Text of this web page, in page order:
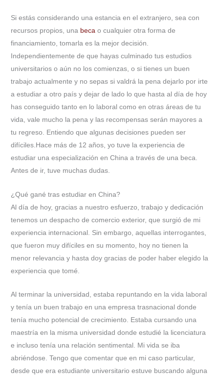
Si estás considerando una estancia en el extranjero, sea con
recursos propios, una beca o cualquier otra forma de
financiamiento, tomarla es la mejor decisión.
Independientemente de que hayas culminado tus estudios
universitarios o aún no los comienzas, o si tienes un buen
trabajo actualmente y no sepas si valdrá la pena dejarlo por irte
a estudiar a otro país y dejar de lado lo que hasta al día de hoy
has conseguido tanto en lo laboral como en otras áreas de tu
vida, vale mucho la pena y las recompensas serán mayores a
tu regreso. Entiendo que algunas decisiones pueden ser
difíciles.Hace más de 12 años, yo tuve la experiencia de
estudiar una especialización en China a través de una beca.
Antes de ir, tuve muchas dudas.
¿Qué gané tras estudiar en China?
Al día de hoy, gracias a nuestro esfuerzo, trabajo y dedicación
tenemos un despacho de comercio exterior, que surgió de mi
experiencia internacional. Sin embargo, aquellas interrogantes,
que fueron muy difíciles en su momento, hoy no tienen la
menor relevancia y hasta doy gracias de poder haber elegido la
experiencia que tomé.
Al terminar la universidad, estaba repuntando en la vida laboral
y tenía un buen trabajo en una empresa trasnacional donde
tenía mucho potencial de crecimiento. Estaba cursando una
maestría en la misma universidad donde estudié la licenciatura
e incluso tenía una relación sentimental. Mi vida se iba
abriéndose. Tengo que comentar que en mi caso particular,
desde que era estudiante universitario estuve buscando alguna